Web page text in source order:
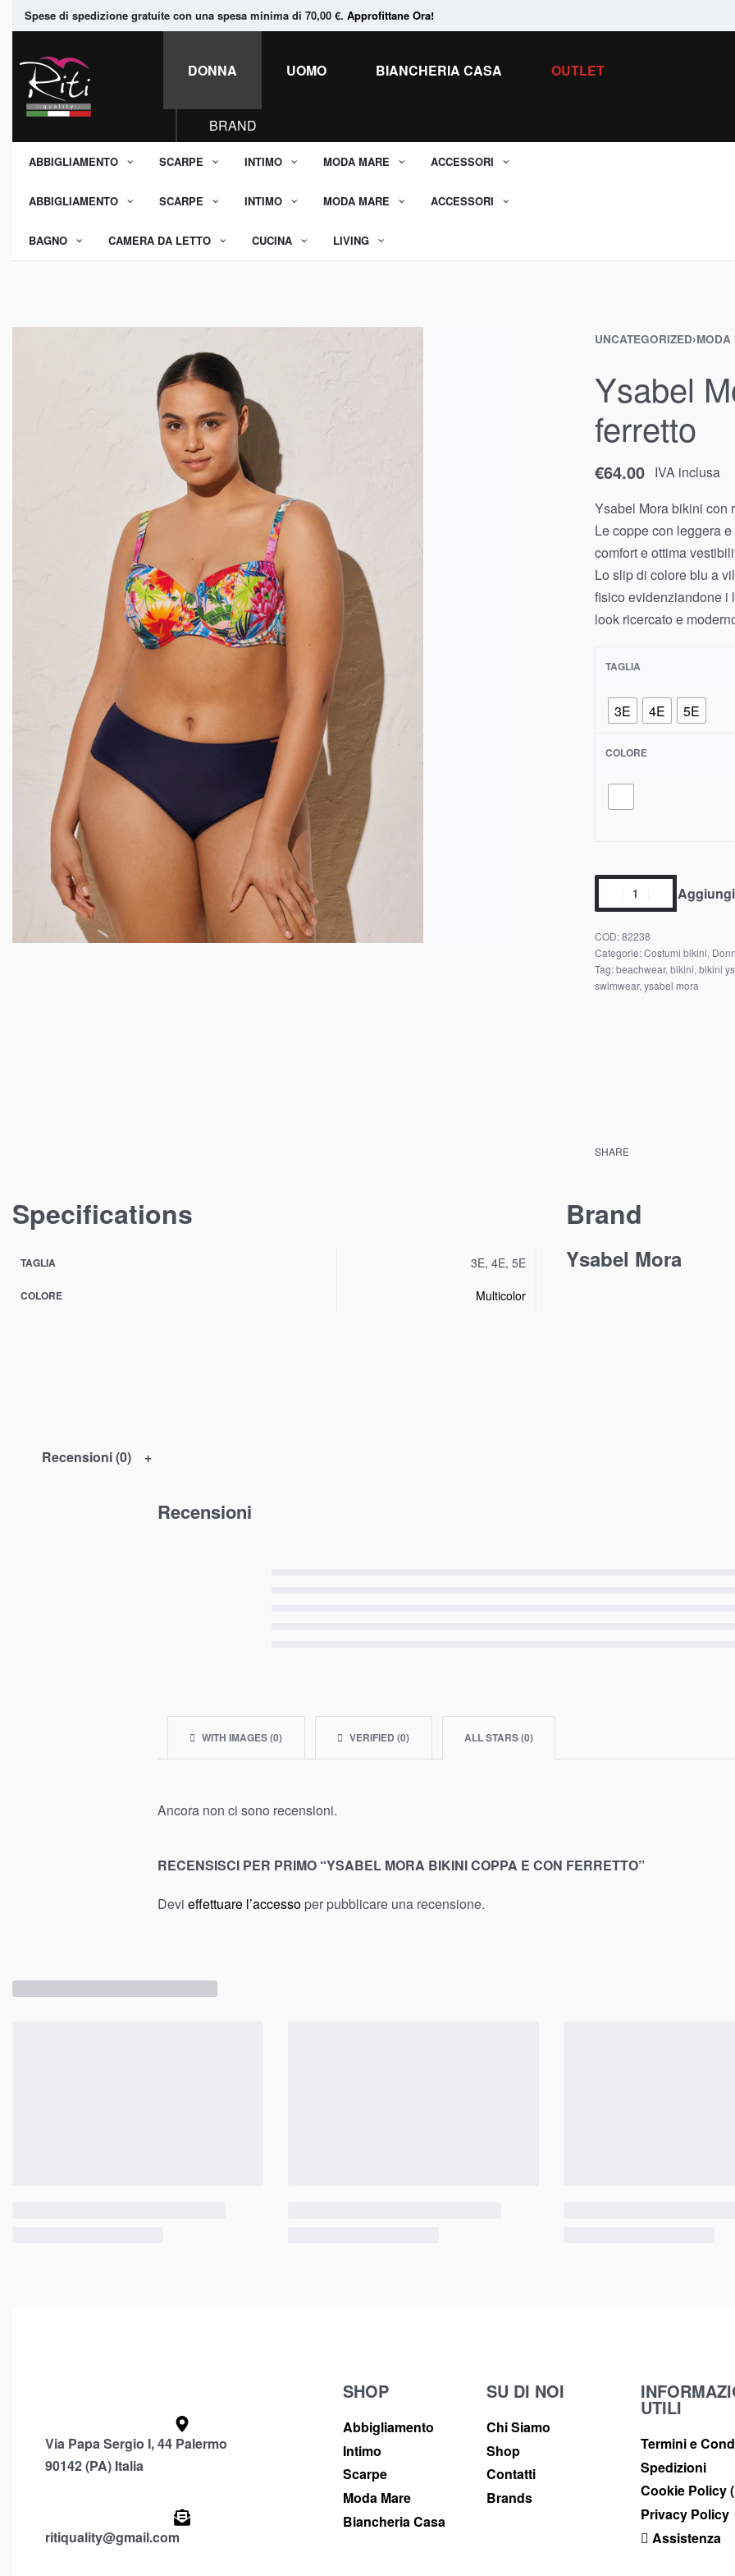
Spese di spedizione gratuite con una spesa minima di 70,00 €. Approfittane Ora!
DONNA UOMO BIANCHERIA CASA OUTLET
BRAND
ABBIGLIAMENTO SCARPE INTIMO MODA MARE ACCESSORI
ABBIGLIAMENTO SCARPE INTIMO MODA MARE ACCESSORI
BAGNO CAMERA DA LETTO CUCINA LIVING
UNCATEGORIZED›MODA
Ysabel
ferretto
€64.00 IVA inclusa
Ysabel Mora bikini con
Le coppe con leggera
comfort e ottima
Lo slip di colore blu a
fisico evidenziandone i
look ricercato e
TAGLIA
3E 4E 5E
COLORE
82238
Categorie:Costumi bikini,
Tag:beachwear, bikini, bikini
swimwear, ysabel mora
SHARE
Specifications
TAGLIA 3E, 4E, 5E
COLORE Multicolor
Brand
Ysabel Mora
Recensioni (0)
Recensioni
WITH IMAGES (0) VERIFIED (0) ALL STARS (0)
Ancora non ci sono recensioni.
RECENSISCI PER PRIMO “YSABEL MORA BIKINI COPPA E CON FERRETTO”
Devi effettuare l’accesso per pubblicare una recensione.
Via Papa Sergio I, 44 Palermo
90142 (PA) Italia
ritiquality@gmail.com
SHOP
Abbigliamento
Intimo
Scarpe
Moda Mare
Biancheria Casa
SU DI NOI
Chi Siamo
Shop
Contatti
Brands
UTILI
Termini e
Spedizioni
Cookie Policy
Privacy Policy
Assistenza